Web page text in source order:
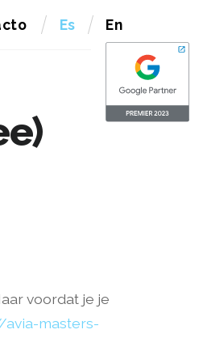
Es En
voordat je je
masters-